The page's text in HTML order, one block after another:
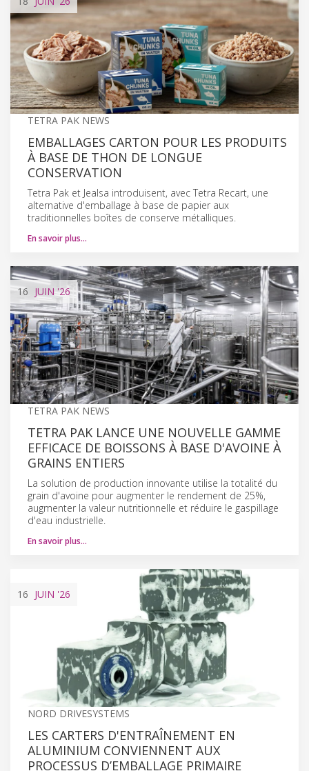
TETRA PAK NEWS
EMBALLAGES CARTON POUR LES PRODUITS
À BASE DE THON DE LONGUE
CONSERVATION
Tetra Pak et Jealsa introduisent, avec Tetra Recart, une
alternative d'emballage à base de papier aux
traditionnelles boîtes de conserve métalliques.
En savoir plus…
16 JUIN'26
TETRA PAK NEWS
TETRA PAK LANCE UNE NOUVELLE GAMME
EFFICACE DE BOISSONS À BASE D'AVOINE À
GRAINS ENTIERS
La solution de production innovante utilise la totalité du
grain d'avoine pour augmenter le rendement de 25%,
augmenter la valeur nutritionnelle et réduire le gaspillage
d'eau industrielle.
En savoir plus…
16 JUIN '26
NORD DRIVESYSTEMS
LES CARTERS D'ENTRAÎNEMENT EN
ALUMINIUM CONVIENNENT AUX
PROCESSUS D’EMBALLAGE PRIMAIRE